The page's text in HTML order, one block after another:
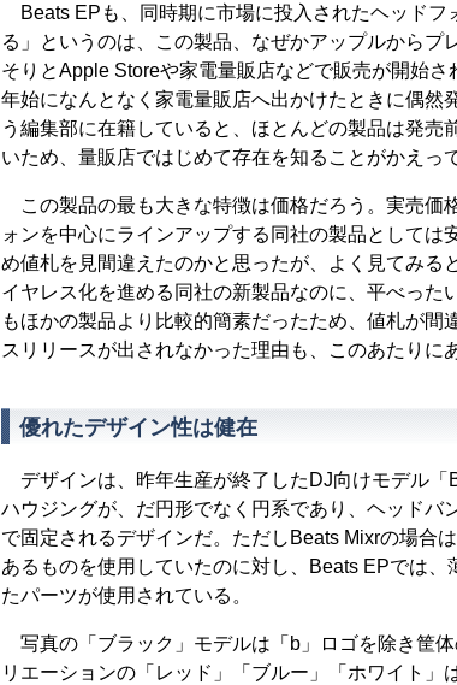
Beats EPも、同時期に市場に投入されたヘッドフ
る」というのは、この製品、なぜかアップルからプ
そりとApple Storeや家電量販店などで販売が開始さ
年始になんとなく家電量販店へ出かけたときに偶然
う編集部に在籍していると、ほとんどの製品は発売
いため、量販店ではじめて存在を知ることがかえっ
この製品の最も大きな特徴は価格だろう。実売価
ォンを中心にラインアップする同社の製品としては
め値札を見間違えたのかと思ったが、よく見てみる
イヤレス化を進める同社の新製品なのに、平べった
もほかの製品より比較的簡素だったため、値札が間
スリリースが出されなかった理由も、このあたりに
優れたデザイン性は健在
デザインは、昨年生産が終了したDJ向けモデル「
ハウジングが、だ円形でなく円系であり、ヘッドバ
で固定されるデザインだ。ただしBeats Mixrの場合
あるものを使用していたのに対し、Beats EPでは、
たパーツが使用されている。
写真の「ブラック」モデルは「b」ロゴを除き筐
リエーションの「レッド」「ブルー」「ホワイト」